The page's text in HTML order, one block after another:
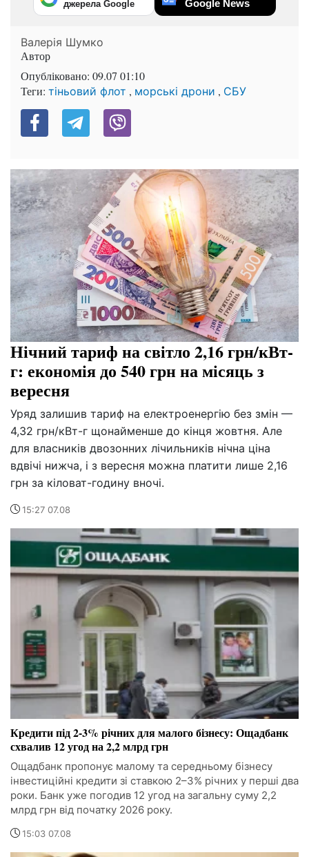
джерела Google Google News
Валерія Шумко
Автор
Опубліковано: 09.07 01:10
Теги: тіньовий флот , морські дрони , СБУ
Нічний тариф на світло 2,16 грн/кВт-
г: економія до 540 грн на місяць з
вересня
Уряд залишив тариф на електроенергію без змін —
4,32 грн/кВт-г щонайменше до кінця жовтня. Але
для власників двозонних лічильників нічна ціна
вдвічі нижча, і з вересня можна платити лише 2,16
грн за кіловат-годину вночі.
15:27 07.08
Кредити під 2-3% річних для малого бізнесу: Ощадбанк
схвалив 12 угод на 2,2 млрд грн
Ощадбанк пропонує малому та середньому бізнесу
інвестиційні кредити зі ставкою 2–3% річних у перші два
роки. Банк уже погодив 12 угод на загальну суму 2,2
млрд грн від початку 2026 року.
15:03 07.08